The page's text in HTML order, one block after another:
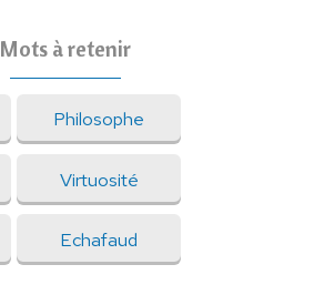
Mots à retenir
Philosophe
Virtuosité
Echafaud